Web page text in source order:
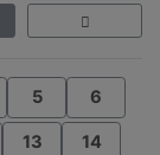
5 6
13 14